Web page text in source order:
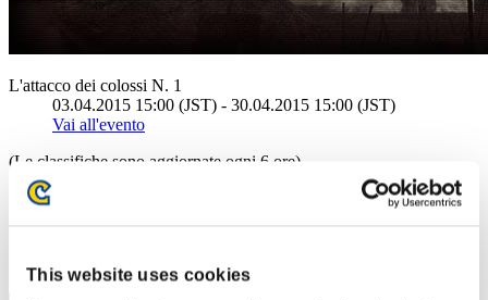
This website uses cookies
L'attacco dei colossi N. 1
03.04.2015 15:00 (JST) - 30.04.2015 15:00 (JST)
Vai all'evento
(Le classifiche sono aggiornate ogni 6 ore)
Classifiche
31